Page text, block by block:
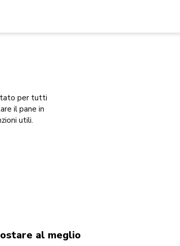
per tutti
il pane in
utili.
al meglio